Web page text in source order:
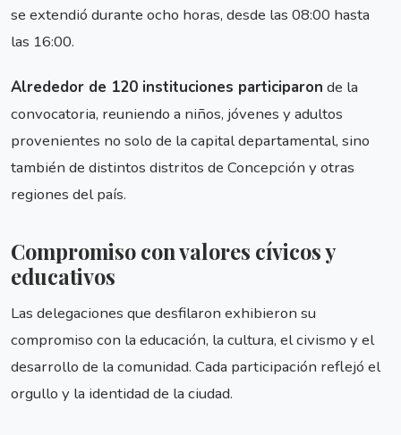
se extendió durante ocho horas, desde las 08:00 hasta
las 16:00.
Alrededor de 120 instituciones participaron de la
convocatoria, reuniendo a niños, jóvenes y adultos
provenientes no solo de la capital departamental, sino
también de distintos distritos de Concepción y otras
regiones del país.
Compromiso con valores cívicos y
educativos
Las delegaciones que desfilaron exhibieron su
compromiso con la educación, la cultura, el civismo y el
desarrollo de la comunidad. Cada participación reflejó el
orgullo y la identidad de la ciudad.